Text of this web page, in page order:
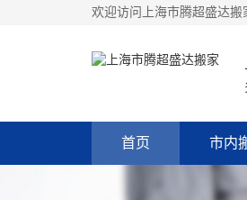
欢迎访问上海市腾超盛达搬
首页 市内